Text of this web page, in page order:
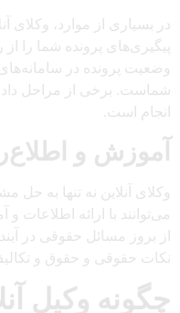
در بسیاری از موارد، وکلای
پیگیری‌های پرونده شما را
وضعیت پرونده در
شماست. برخی از مراحل
انجام است.
آموزش و
وکلای آنلاین نه تنها به حل
می‌توانند با ارائه اطلاعات
از بروز مسائل حقوقی در
نکات حقوقی و حقوق و
چگونه وکیل